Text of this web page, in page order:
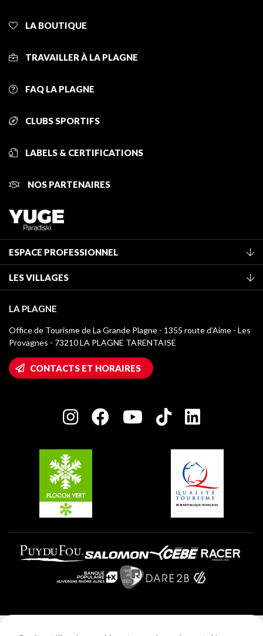
LA BOUTIQUE
TRAVAILLER À LA PLAGNE
FAQ LA PLAGNE
CLUBS SPORTIFS
LABELS & CERTIFICATIONS
NOS PARTENAIRES
ESPACE PROFESSIONNEL
Classement des meublés
Taxe de séjour
Médiathèque
Logos La Plagne
Accès Wifi
Maison des Propriétaires
Charte des Acteurs Engagés
LES VILLAGES
Montchavin - Les Coches
Champagny-en-Vanoise
Plagne 1800
Plagne Villages
Plagne Aime 2000
LA PLAGNE
Office de Tourisme de La Grande Plagne - 1355 route d’Aime - Les
Provagnes - 73210 LA PLAGNE TARENTAISE
CONTACTS ET HORAIRES